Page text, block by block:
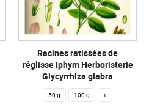
Racines ratissées de
réglisse Iphym Herboristerie
Glycyrrhiza glabra
50 g 100 g +